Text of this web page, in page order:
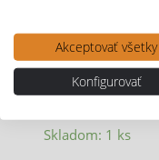
Skladom: 1 ks
Akceptovať všetky
Konfigurovať